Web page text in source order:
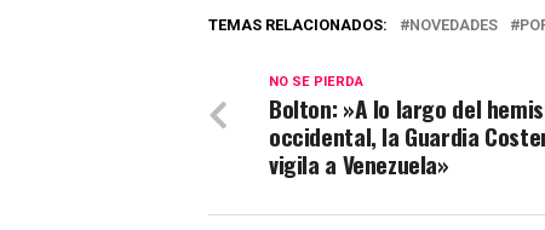
TEMAS RELACIONADOS: NOVEDADES
NO SE PIERDA
Bolton: ​​»A lo largo del
occidental, la Guardia
vigila a Venezuela»